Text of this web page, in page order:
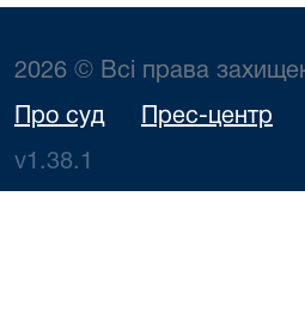
2026 © Всі права
Про суд Прес-центр
v1.38.1